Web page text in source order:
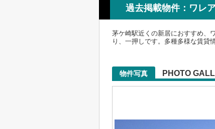
過去掲載物件：ワレ
茅ケ崎駅近くの新居におすすめ、
り、一押しです。多種多様な賃貸
物件写真 PHOTO